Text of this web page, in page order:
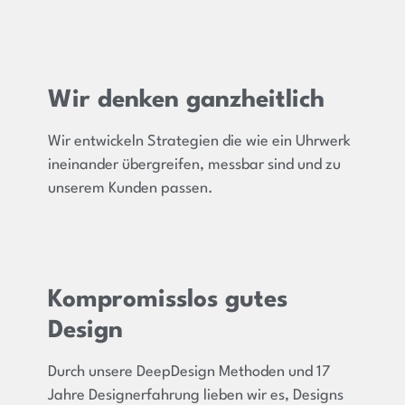
Wir denken ganzheitlich
Wir entwickeln Strategien die wie ein Uhrwerk
ineinander übergreifen, messbar sind und zu
unserem Kunden passen.
Kompromisslos gutes
Design
Durch unsere DeepDesign Methoden und 17
Jahre Designerfahrung lieben wir es, Designs